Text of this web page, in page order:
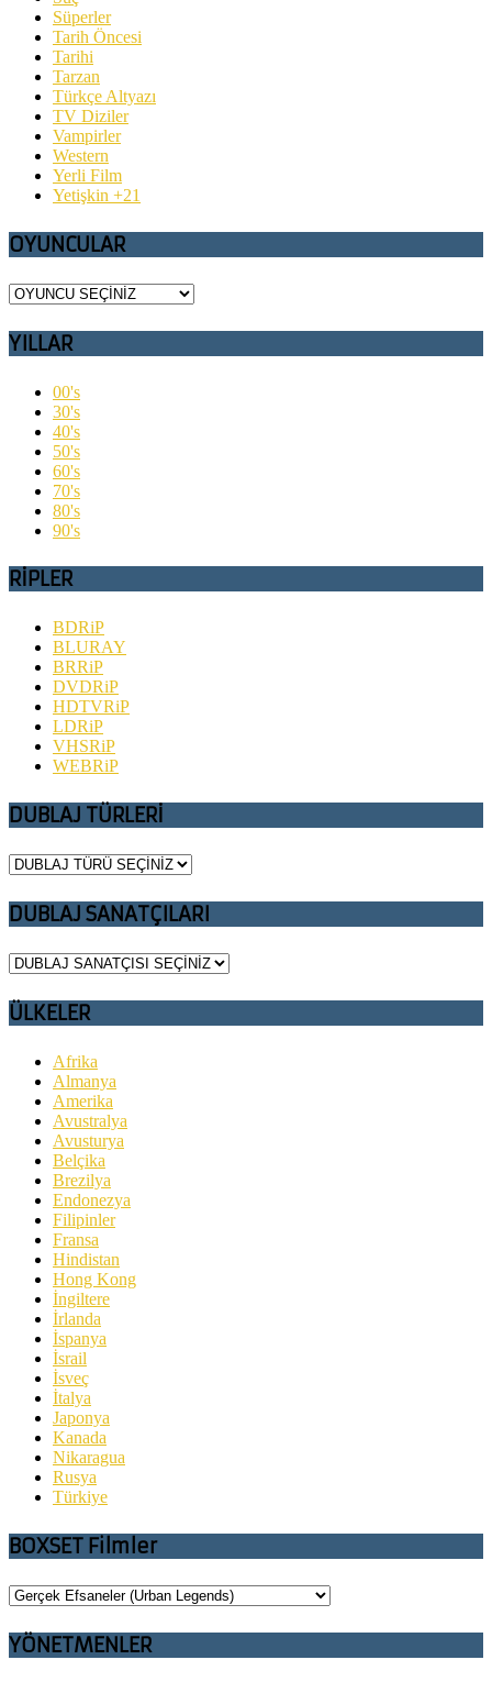
Süperler
Tarih Öncesi
Tarihi
Tarzan
Türkçe Altyazı
TV Diziler
Vampirler
Western
Yerli Film
Yetişkin +21
OYUNCULAR
YILLAR
00's
30's
40's
50's
60's
70's
80's
90's
RİPLER
BDRiP
BLURAY
BRRiP
DVDRiP
HDTVRiP
LDRiP
VHSRiP
WEBRiP
DUBLAJ TÜRLERİ
DUBLAJ SANATÇILARI
ÜLKELER
Afrika
Almanya
Amerika
Avustralya
Avusturya
Belçika
Brezilya
Endonezya
Filipinler
Fransa
Hindistan
Hong Kong
İngiltere
İrlanda
İspanya
İsrail
İsveç
İtalya
Japonya
Kanada
Nikaragua
Rusya
Türkiye
BOXSET Filmler
YÖNETMENLER